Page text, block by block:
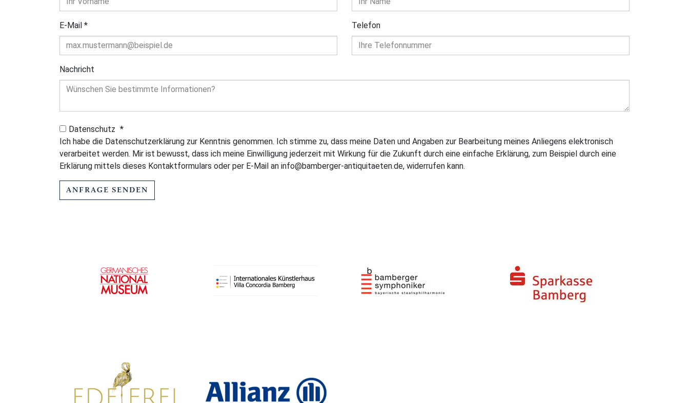
E-Mail * Telefon
Nachricht
Datenschutz *
Ich habe die Datenschutzerklärung zur Kenntnis genommen. Ich stimme zu, dass meine Daten und Angaben zur Bearbeitung meines Anliegens elektronisch
verarbeitet werden. Mir ist bewusst, dass ich meine Einwilligung jederzeit mit Wirkung für die Zukunft durch eine einfache Erklärung, zum Beispiel durch eine
Erklärung mittels dieses Kontaktformulars oder per E-Mail an info@bamberger-antiquitaeten.de, widerrufen kann.
ANFRAGE SENDEN